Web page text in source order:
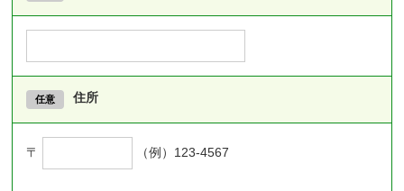
住所
〒 （例）123-4567